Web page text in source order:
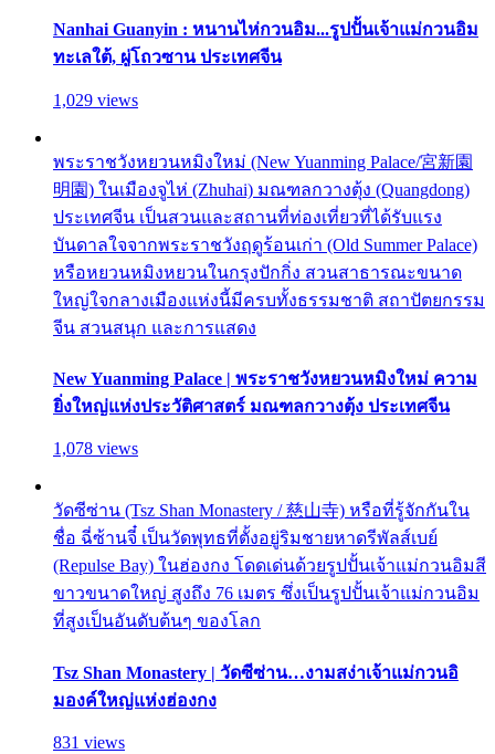
Nanhai Guanyin : หนานไห่กวนอิม...รูปปั้นเจ้าแม่กวนอิม
ทะเลใต้, ผู่โถวซาน ประเทศจีน
1,029 views
พระราชวังหยวนหมิงใหม่ (New Yuanming Palace/宮新園
明園) ในเมืองจูไห่ (Zhuhai) มณฑลกวางตุ้ง (Quangdong)
ประเทศจีน เป็นสวนและสถานที่ท่องเที่ยวที่ได้รับแรง
บันดาลใจจากพระราชวังฤดูร้อนเก่า (Old Summer Palace)
หรือหยวนหมิงหยวนในกรุงปักกิ่ง สวนสาธารณะขนาด
ใหญ่ใจกลางเมืองแห่งนี้มีครบทั้งธรรมชาติ สถาปัตยกรรม
จีน สวนสนุก และการแสดง
New Yuanming Palace | พระราชวังหยวนหมิงใหม่ ความ
ยิ่งใหญ่แห่งประวัติศาสตร์ มณฑลกวางตุ้ง ประเทศจีน
1,078 views
วัดซีซ่าน (Tsz Shan Monastery / 慈山寺) หรือที่รู้จักกันใน
ชื่อ ฉี่ซ้านจี๋ เป็นวัดพุทธที่ตั้งอยู่ริมชายหาดรีพัลส์เบย์
(Repulse Bay) ในฮ่องกง โดดเด่นด้วยรูปปั้นเจ้าแม่กวนอิมสี
ขาวขนาดใหญ่ สูงถึง 76 เมตร ซึ่งเป็นรูปปั้นเจ้าแม่กวนอิม
ที่สูงเป็นอันดับต้นๆ ของโลก
Tsz Shan Monastery | วัดซีซ่าน…งามสง่าเจ้าแม่กวนอิ
มองค์ใหญ่แห่งฮ่องกง
831 views